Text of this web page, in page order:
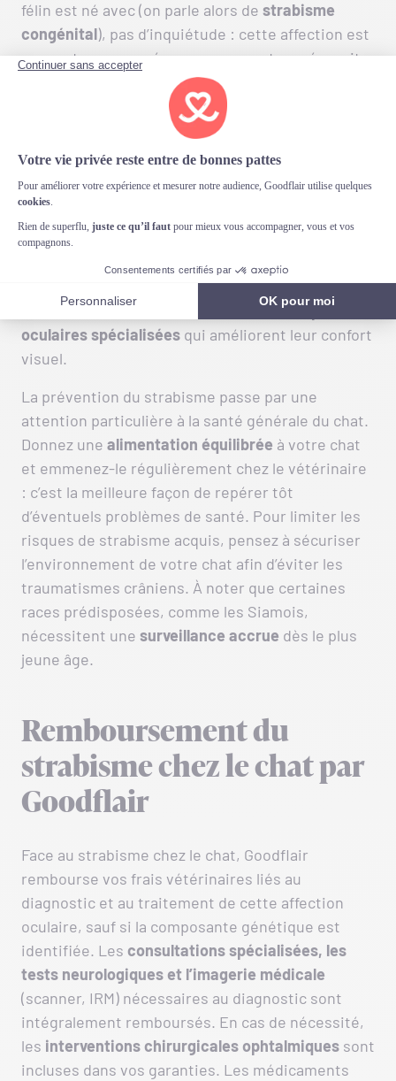
félin est né avec (on parle alors de strabisme
congénital), pas d’inquiétude : cette affection est
souvent sans conséquence grave et ne nécessite
pas de traitement particulier.
Pour les cas liés à des problèmes musculaires ou
chirurgie
pour corriger l’alignement des yeux. En cas de
strabisme causé par une maladie ou une infection,
Les vétérinaires peuvent prescrire des
médicaments
pour réduire l’inflammation ou
combattre les infections. En complément,
certains chats bénéficient aussi dethérapies
oculaires spécialisées qui améliorent leur confort
visuel.
La prévention du strabisme passe par une
attention particulière à la santé générale du chat.
Donnez une alimentation équilibrée à votre chat
et emmenez-le régulièrement chez le vétérinaire
: c’est la meilleure façon de repérer tôt
d’éventuels problèmes de santé. Pour limiter les
risques de strabisme acquis, pensez à sécuriser
l’environnement de votre chat afin d’éviter les
traumatismes crâniens. À noter que certaines
races prédisposées, comme les Siamois,
nécessitent une surveillance accrue dès le plus
jeune âge.
Remboursement du
strabisme chez le chat par
Goodflair
Face au strabisme chez le chat, Goodflair
rembourse vos frais vétérinaires liés au
diagnostic et au traitement de cette affection
oculaire, sauf si la composante génétique est
identifiée. Les consultationsspécialisées, les
tests neurologiques et l’imagerie médicale
(scanner, IRM) nécessaires au diagnostic sont
intégralement remboursés. En cas de nécessité,
les interventionschirurgicales ophtalmiques sont
incluses dans vos garanties. Les médicaments